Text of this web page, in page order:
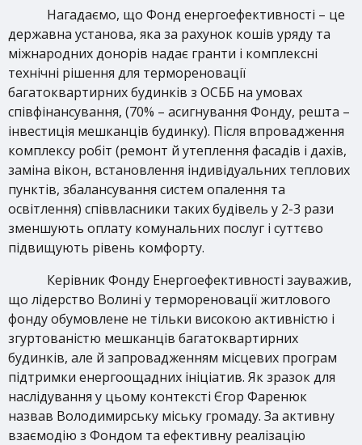
Нагадаємо, що Фонд енергоефективності – це
державна установа, яка за рахунок кошів уряду та
міжнародних донорів надає гранти і комплексні
технічні рішення для термореновації
багатоквартирних будинків з ОСББ на умовах
співфінансування, (70% – асигнування Фонду, решта –
інвестиція мешканців будинку). Після впровадження
комплексу робіт (ремонт й утеплення фасадів і дахів,
заміна вікон, встановлення індивідуальних теплових
пунктів, збалансування систем опалення та
освітлення) співвласники таких будівель у 2-3 рази
зменшують оплату комунальних послуг і суттєво
підвищують рівень комфорту.
Керівник Фонду Енергоефективності зауважив,
що лідерство Волині у термореновації житлового
фонду обумовлене не тільки високою активністю і
згуртованістю мешканців багатоквартирних
будинків, але й запровадженням місцевих програм
підтримки енергоощадних ініціатив. Як зразок для
наслідування у цьому контексті Єгор Фаренюк
назвав Володимирську міську громаду. За активну
взаємодію з Фондом та ефективну реалізацію